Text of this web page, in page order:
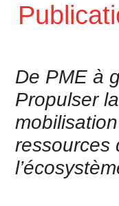
De PME à
Propulser
ressources